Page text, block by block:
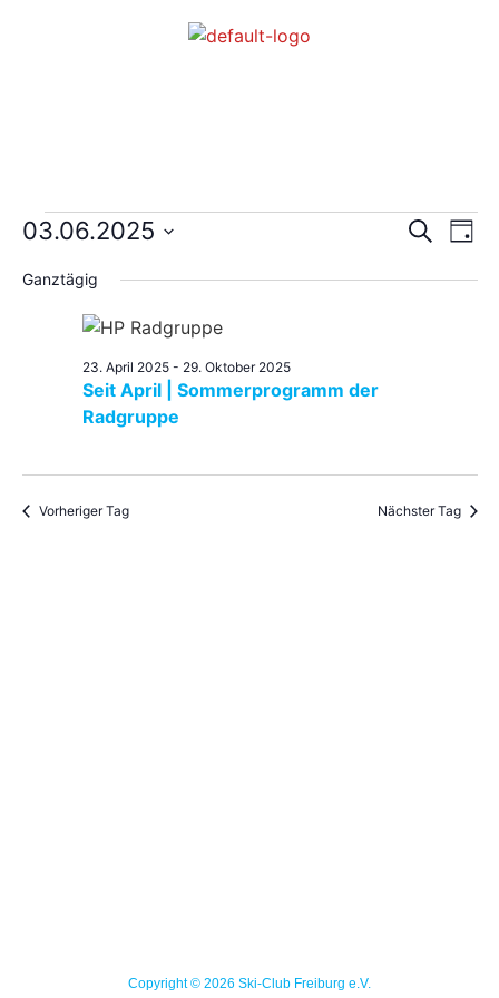
SucheTag
03.06.2025
wählen.
Ganztägig
Seit April | Sommerprogramm der
Radgruppe
23. April 2025- 29. Oktober 2025
Vorheriger Tag Nächster Tag
Copyright © 2026 Ski-Club Freiburg e.V.